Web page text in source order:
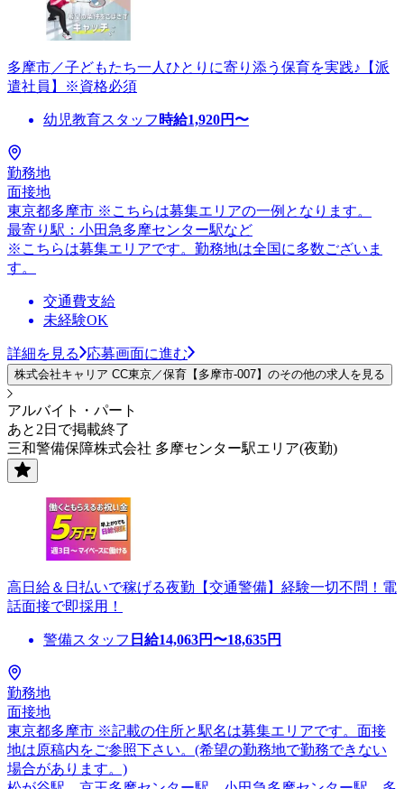
多摩市／子どもたち一人ひとりに寄り添う保育を実践♪【派
遣社員】※資格必須
幼児教育スタッフ 時給1,920円〜
勤務地
面接地
東京都多摩市 ※こちらは募集エリアの一例となります。
最寄り駅：小田急多摩センター駅など
※こちらは募集エリアです。勤務地は全国に多数ございま
す。
交通費支給
未経験OK
詳細を見る 応募画面に進む
株式会社キャリア CC東京／保育【多摩市-007】のその他の求人を見る
アルバイト・パート
あと2日で掲載終了
三和警備保障株式会社 多摩センター駅エリア(夜勤)
高日給＆日払いで稼げる夜勤【交通警備】経験一切不問！電
話面接で即採用！
警備スタッフ 日給14,063円〜18,635円
勤務地
面接地
東京都多摩市 ※記載の住所と駅名は募集エリアです。面接
地は原稿内をご参照下さい。(希望の勤務地で勤務できない
場合があります。)